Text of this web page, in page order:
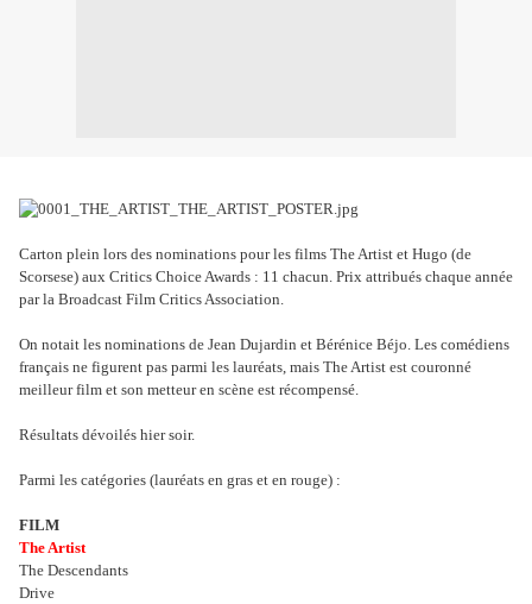
Carton plein lors des nominations pour les films The Artist et Hugo (de
Scorsese) aux Critics Choice Awards : 11 chacun. Prix attribués chaque année
par la Broadcast Film Critics Association.
On notait les nominations de Jean Dujardin et Bérénice Béjo. Les comédiens
français ne figurent pas parmi les lauréats, mais The Artist est couronné
meilleur film et son metteur en scène est récompensé.
Résultats dévoilés hier soir.
Parmi les catégories (lauréats en gras et en rouge) :
FILM
The Artist
The Descendants
Drive